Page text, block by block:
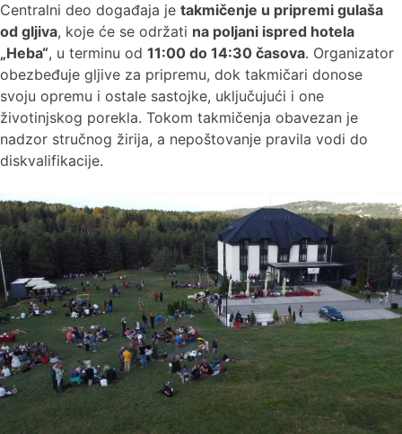
Centralni deo događaja je takmičenje u pripremi gulaša
od gljiva, koje će se održati na poljani ispred hotela
„Heba“, u terminu od 11:00 do 14:30 časova. Organizator
obezbeđuje gljive za pripremu, dok takmičari donose
svoju opremu i ostale sastojke, uključujući i one
životinjskog porekla. Tokom takmičenja obavezan je
nadzor stručnog žirija, a nepoštovanje pravila vodi do
diskvalifikacije.